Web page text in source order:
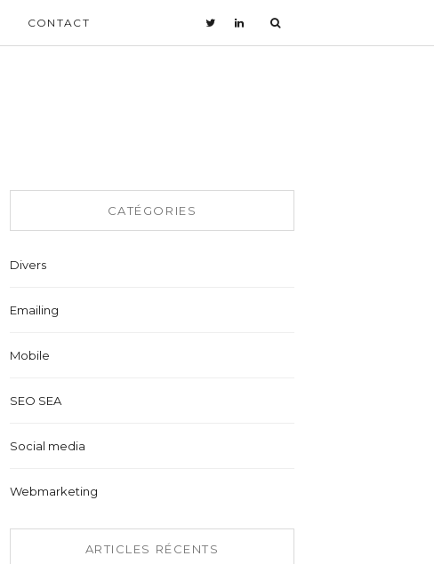
CONTACT
CATÉGORIES
Divers
Emailing
Mobile
SEO SEA
Social media
Webmarketing
ARTICLES RÉCENTS